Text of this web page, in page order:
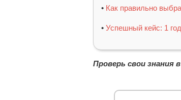
• Как правильно
• Успешный кейс: 1
Проверь свои знания